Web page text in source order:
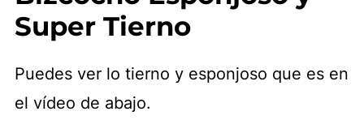
Super Tierno
Puedes ver lo tierno y esponjoso que es en
el vídeo de abajo.